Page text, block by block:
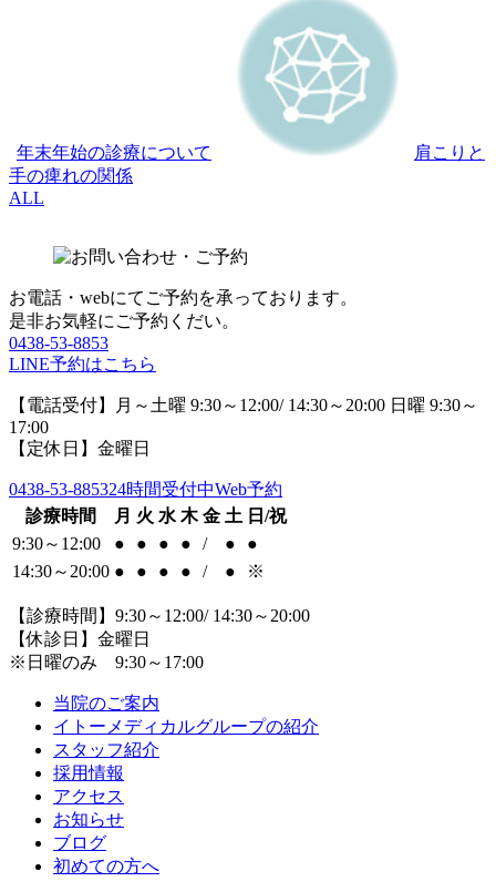
年末年始の診療について
肩こりと
手の痺れの関係
ALL
お電話・webにてご予約を承っております。
是非お気軽にご予約くだい。
0438-53-8853
LINE予約はこちら
【電話受付】月～土曜 9:30～12:00/ 14:30～20:00 日曜 9:30～
17:00
【定休日】金曜日
0438-53-885324時間受付中Web予約
診療時間
月 火 水 木 金 土 日/祝
9:30～12:00
● ● ● ● / ●
●
14:30～20:00 ● ● ● ● / ● ※
【診療時間】9:30～12:00/ 14:30～20:00
【休診日】金曜日
※日曜のみ 9:30～17:00
当院のご案内
イトーメディカルグループの紹介
スタッフ紹介
採用情報
アクセス
お知らせ
ブログ
初めての方へ